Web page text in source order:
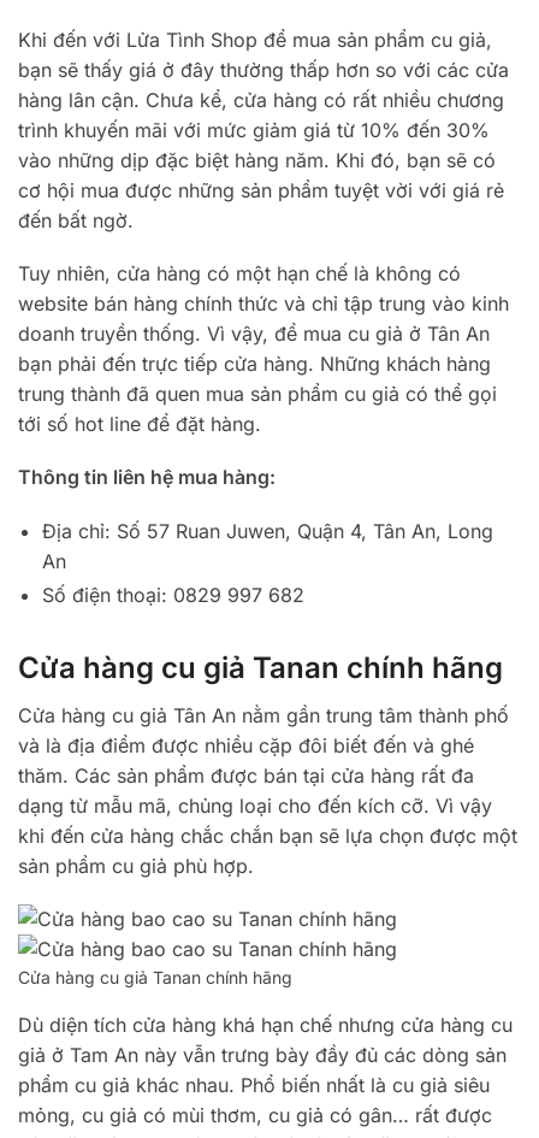
Khi đến với Lửa Tình Shop để mua sản phẩm cu giả,
bạn sẽ thấy giá ở đây thường thấp hơn so với các cửa
hàng lân cận. Chưa kể, cửa hàng có rất nhiều chương
trình khuyến mãi với mức giảm giá từ 10% đến 30%
vào những dịp đặc biệt hàng năm. Khi đó, bạn sẽ có
cơ hội mua được những sản phẩm tuyệt vời với giá rẻ
đến bất ngờ.
Tuy nhiên, cửa hàng có một hạn chế là không có
website bán hàng chính thức và chỉ tập trung vào kinh
doanh truyền thống. Vì vậy, để mua cu giả ở Tân An
bạn phải đến trực tiếp cửa hàng. Những khách hàng
trung thành đã quen mua sản phẩm cu giả có thể gọi
tới số hot line để đặt hàng.
Thông tin liên hệ mua hàng:
Địa chỉ: Số 57 Ruan Juwen, Quận 4, Tân An, Long
An
Số điện thoại: 0829 997 682
Cửa hàng cu giả Tanan chính hãng
Cửa hàng cu giả Tân An nằm gần trung tâm thành phố
và là địa điểm được nhiều cặp đôi biết đến và ghé
thăm. Các sản phẩm được bán tại cửa hàng rất đa
dạng từ mẫu mã, chủng loại cho đến kích cỡ. Vì vậy
khi đến cửa hàng chắc chắn bạn sẽ lựa chọn được một
sản phẩm cu giả phù hợp.
Cửa hàng cu giả Tanan chính hãng
Dù diện tích cửa hàng khá hạn chế nhưng cửa hàng cu
giả ở Tam An này vẫn trưng bày đầy đủ các dòng sản
phẩm cu giả khác nhau. Phổ biến nhất là cu giả siêu
mỏng, cu giả có mùi thơm, cu giả có gân… rất được